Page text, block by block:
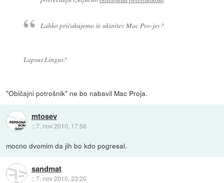
Lahko pričakujemo še ukinitev Mac Pro-jev?
Lapsus Lingus?
"Običajni potrošnik" ne bo nabavil Mac Proja.
mtosev
::7. nov 2010, 17:56
mocno dvomim da jih bo kdo pogresal.
sandmat
::7. nov 2010, 23:20